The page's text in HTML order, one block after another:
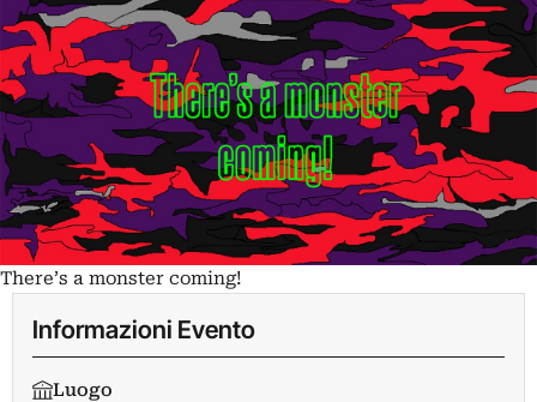
There’s a monster coming!
Informazioni Evento
Luogo